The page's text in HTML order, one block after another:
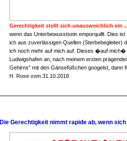
Gerechtigkeit stellt sich unausweichlich ein
wenn das Unterbewusstsein emporquillt. Dies
ich aus zuverlässigen Quellen (Sterbebegleiter)
ich noch mehr auf mich auf. Dieses �auf mich�
Ludwigshafen an, nach meinem ersten
Gehirns" mit den Gänsefüßchen googelst, dann
H. Rose vom 31.10.2018
Die Gerechtigkeit nimmt rapide ab, wenn sich